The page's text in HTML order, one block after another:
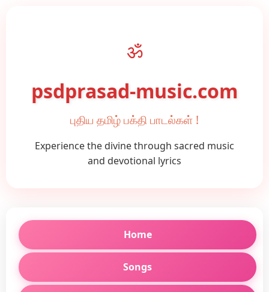
ॐ
psdprasad-music.com
புதிய தமிழ் பக்தி பாடல்கள் !
Experience the divine through sacred music
and devotional lyrics
Home
Songs